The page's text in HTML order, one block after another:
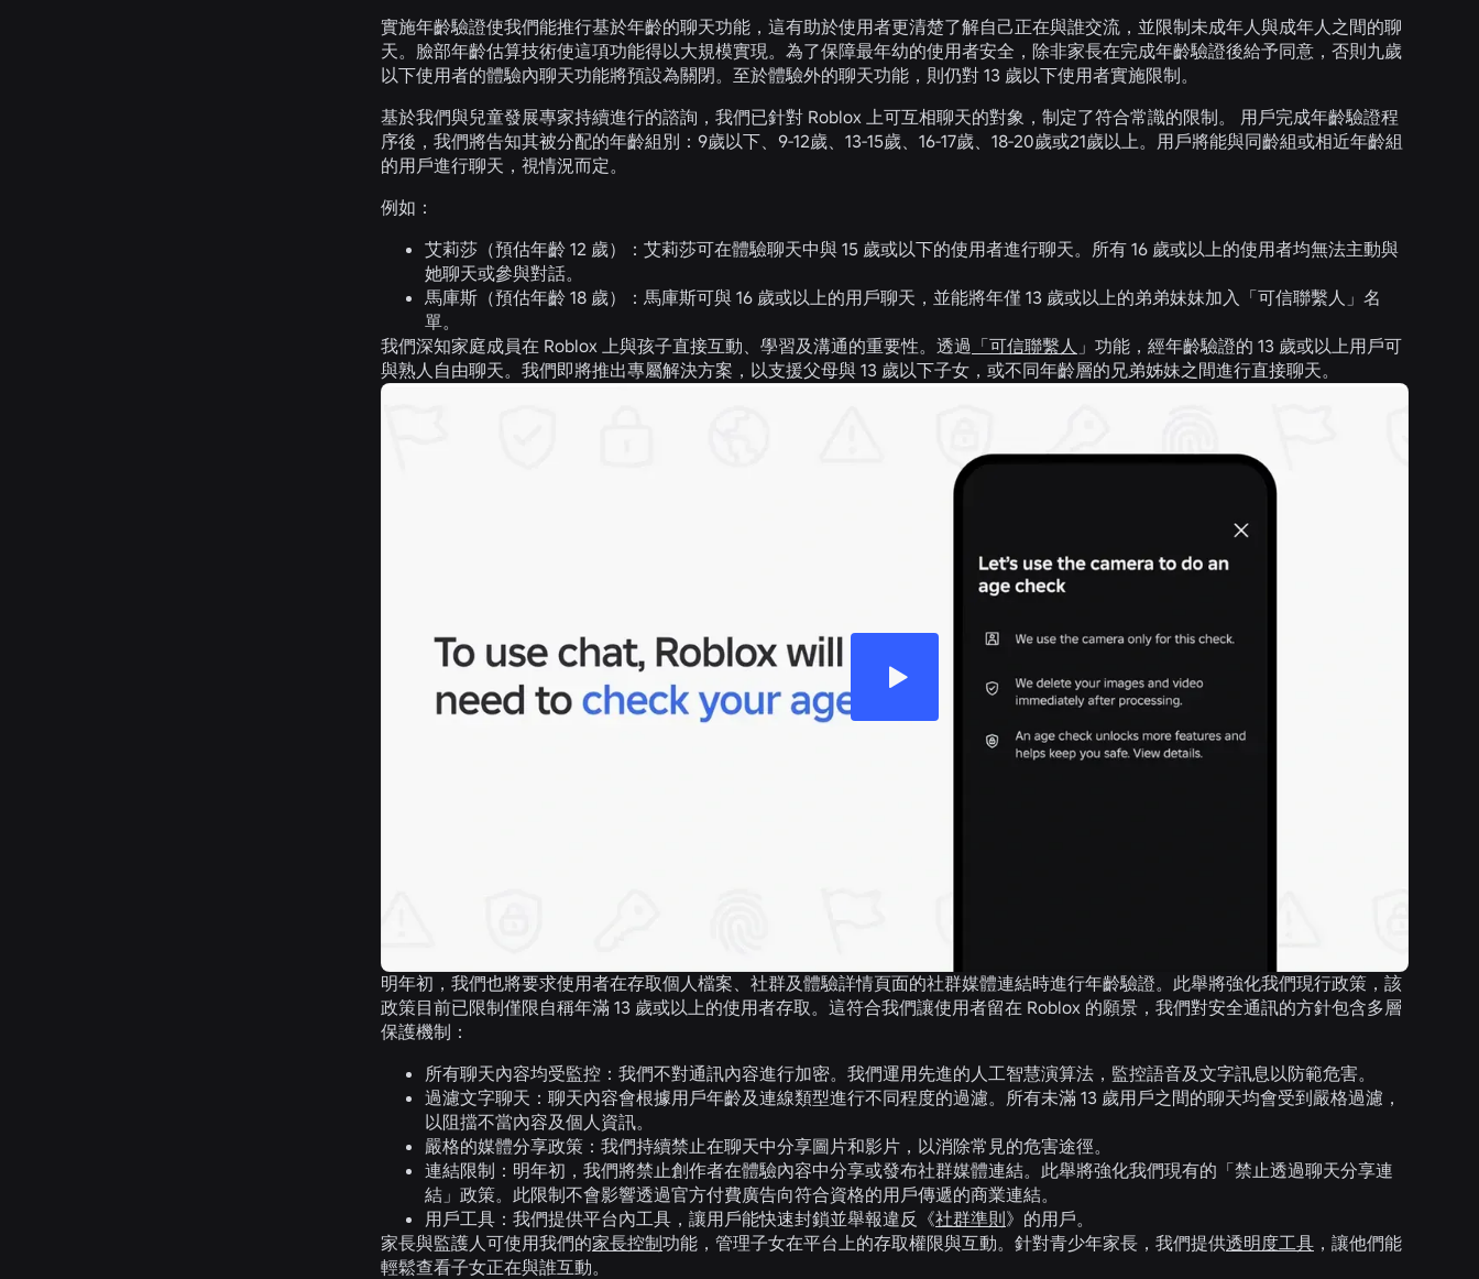
實施年齡驗證使我們能推行基於年齡的聊天功能，這有助於使用者更清楚了解自己正在與誰交流，並限制未成年人與成年人之間的聊
天。臉部年齡估算技術使這項功能得以大規模實現。為了保障最年幼的使用者安全，除非家長在完成年齡驗證後給予同意，否則九歲
以下使用者的體驗內聊天功能將預設為關閉。至於體驗外的聊天功能，則仍對 13 歲以下使用者實施限制。
基於我們與兒童發展專家持續進行的諮詢，我們已針對 Roblox 上可互相聊天的對象，制定了符合常識的限制。 用戶完成年齡驗證程
序後，我們將告知其被分配的年齡組別：9歲以下、9-12歲、13-15歲、16-17歲、18-20歲或21歲以上。用戶將能與同齡組或相近年齡組
的用戶進行聊天，視情況而定。
例如：
艾莉莎（預估年齡 12 歲）： 艾莉莎可在體驗聊天中與 15 歲或以下的使用者進行聊天。所有 16 歲或以上的使用者均無法主動與
她聊天或參與對話。
馬庫斯（預估年齡 18 歲）： 馬庫斯可與 16 歲或以上的用戶聊天，並能將年僅 13 歲或以上的弟弟妹妹加入「可信聯繫人」名
單。
我們深知家庭成員在 Roblox 上與孩子直接互動、學習及溝通的重要性。透過 「可信聯繫人 」功能，經年齡驗證的 13 歲或以上用戶可
與熟人自由聊天。我們即將推出專屬解決方案，以支援父母與 13 歲以下子女，或不同年齡層的兄弟姊妹之間進行直接聊天。
明年初，我們也將要求使用者在存取個人檔案、社群及體驗詳情頁面的社群媒體連結時進行年齡驗證。此舉將強化我們現行政策，該
政策目前已限制僅限自稱年滿 13 歲或以上的使用者存取。這符合我們讓使用者留在 Roblox 的願景，我們對安全通訊的方針包含多層
保護機制：
所有聊天內容均受監控： 我們不對通訊內容進行加密。我們運用先進的人工智慧演算法，監控語音及文字訊息以防範危害。
過濾文字聊天： 聊天內容會根據用戶年齡及連線類型進行不同程度的過濾。所有未滿 13 歲用戶之間的聊天均會受到嚴格過濾，
以阻擋不當內容及個人資訊。
嚴格的媒體分享政策： 我們持續禁止在聊天中分享圖片和影片，以消除常見的危害途徑。
連結限制： 明年初，我們將禁止創作者在體驗內容中分享或發布社群媒體連結。此舉將強化我們現有的「禁止透過聊天分享連
結」政策。此限制不會影響透過官方付費廣告向符合資格的用戶傳遞的商業連結。
用戶工具： 我們提供平台內工具，讓用戶能快速封鎖並舉報違反《社群準則》的用戶。
家長與監護人可使用我們的家長控制功能，管理子女在平台上的存取權限與互動。針對青少年家長，我們提供透明度工具 ，讓他們能
輕鬆查看子女正在與誰互動。